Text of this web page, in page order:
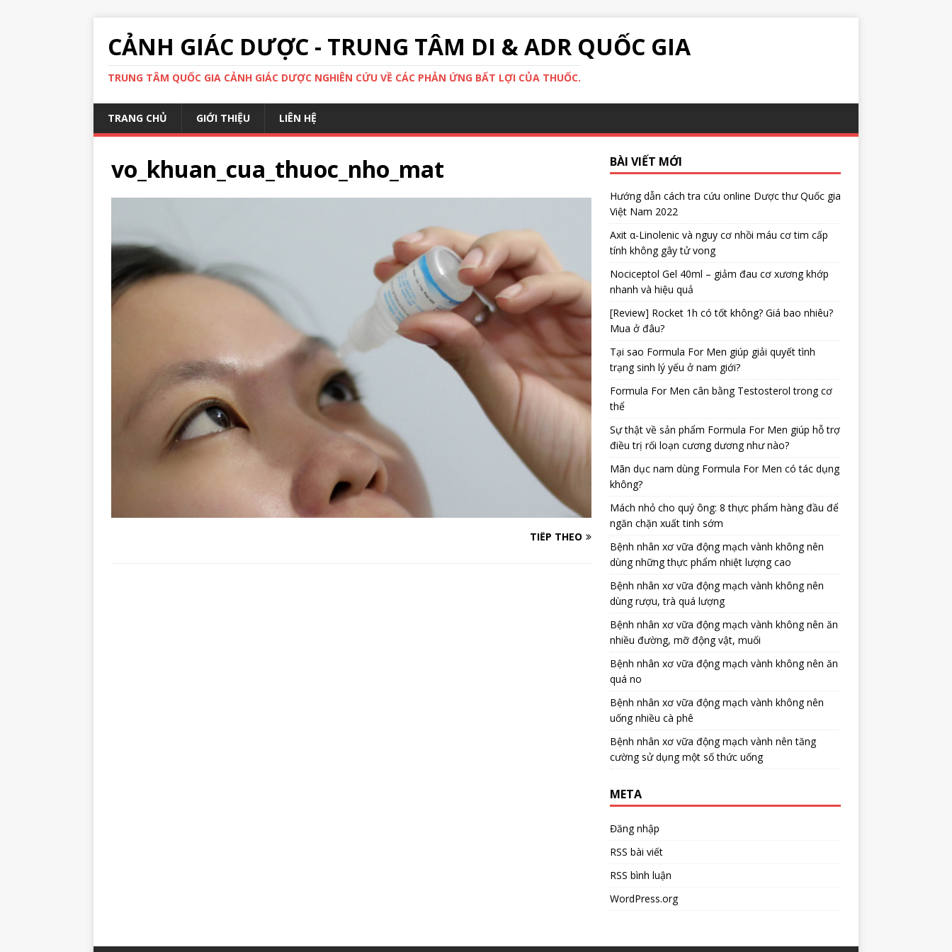
CẢNH GIÁC DƯỢC - TRUNG TÂM DI & ADR QUỐC GIA
TRUNG TÂM QUỐC GIA CẢNH GIÁC DƯỢC NGHIÊN CỨU VỀ CÁC PHẢN ỨNG BẤT LỢI CỦA THUỐC.
TRANG CHỦ GIỚI THIỆU LIÊN HỆ
vo_khuan_cua_thuoc_nho_mat
TIẾP THEO
BÀI VIẾT MỚI
Hướng dẫn cách tra cứu online Dược thư Quốc gia
Việt Nam 2022
Axit α-Linolenic và nguy cơ nhồi máu cơ tim cấp
tính không gây tử vong
Nociceptol Gel 40ml – giảm đau cơ xương khớp
nhanh và hiệu quả
[Review] Rocket 1h có tốt không? Giá bao nhiêu?
Mua ở đâu?
Tại sao Formula For Men giúp giải quyết tình
trạng sinh lý yếu ở nam giới?
Formula For Men cân bằng Testosterol trong cơ
thể
Sự thật về sản phẩm Formula For Men giúp hỗ trợ
điều trị rối loạn cương dương như nào?
Mãn dục nam dùng Formula For Men có tác dụng
không?
Mách nhỏ cho quý ông: 8 thực phẩm hàng đầu để
ngăn chặn xuất tinh sớm
Bệnh nhân xơ vữa động mạch vành không nên
dùng những thực phẩm nhiệt lượng cao
Bệnh nhân xơ vữa động mạch vành không nên
dùng rượu, trà quá lượng
Bệnh nhân xơ vữa động mạch vành không nên ăn
nhiều đường, mỡ động vật, muối
Bệnh nhân xơ vữa động mạch vành không nên ăn
quá no
Bệnh nhân xơ vữa động mạch vành không nên
uống nhiều cà phê
Bệnh nhân xơ vữa động mạch vành nên tăng
cường sử dụng một số thức uống
META
Đăng nhập
RSS bài viết
RSS bình luận
WordPress.org